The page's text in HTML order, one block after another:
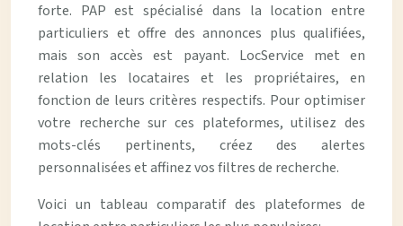
forte. PAP est spécialisé dans la location entre
particuliers et offre des annonces plus qualifiées,
mais son accès est payant. LocService met en
relation les locataires et les propriétaires, en
fonction de leurs critères respectifs. Pour optimiser
votre recherche sur ces plateformes, utilisez des
mots-clés pertinents, créez des alertes
personnalisées et affinez vos filtres de recherche.
Voici un tableau comparatif des plateformes de